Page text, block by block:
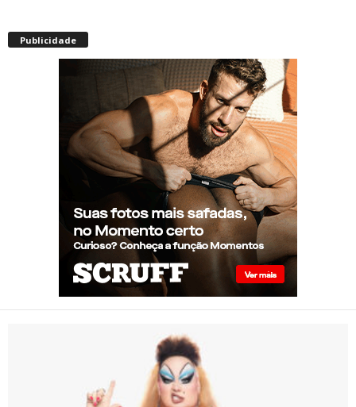
“românticas” em iate
Presença de Shangela faz
estrelas de RuPaul’s Drag
Race abandonarem festa de
aniversário de Kennedy
Davenport
Divine em espetáculo Off-
Broadway que estreia em
Nova York sobre a trajetória
da lendária drag queen
Publicidade